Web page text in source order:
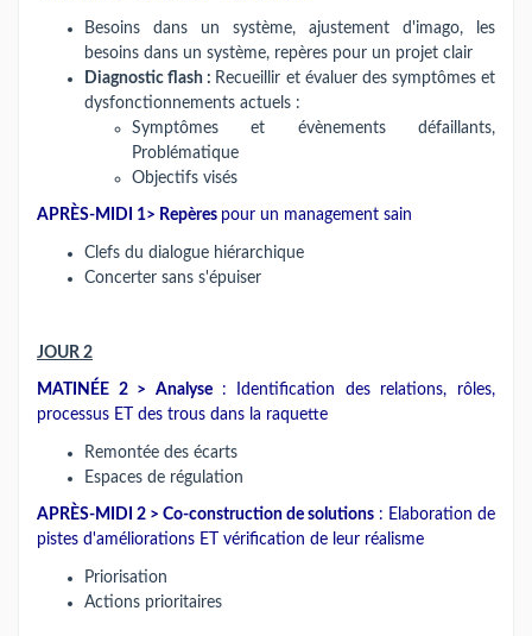
Besoins dans un système, ajustement d'imago, les
besoins dans un système, repères pour un projet clair
Diagnostic flash : Recueillir et évaluer des symptômes et
dysfonctionnements actuels :
Symptômes et évènements défaillants,
Problématique
Objectifs visés
APRÈS-MIDI 1> Repères pour un management sain
Clefs du dialogue hiérarchique
Concerter sans s'épuiser
JOUR 2
MATINÉE 2 > Analyse
: Identification des relations, rôles,
processus ET des trous dans la raquette
Remontée des écarts
Espaces de régulation
APRÈS-MIDI 2 > Co-construction de solutions : Elaboration de
pistes d'améliorations ET vérification de leur réalisme
Priorisation
Actions prioritaires